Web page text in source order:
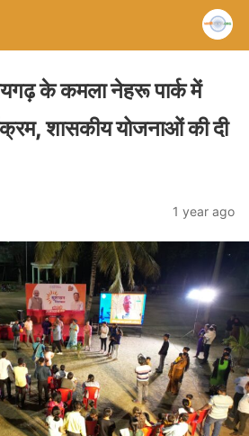
के कमला नेहरू पार्क में
शासकीय योजनाओं की दी
1 year ago